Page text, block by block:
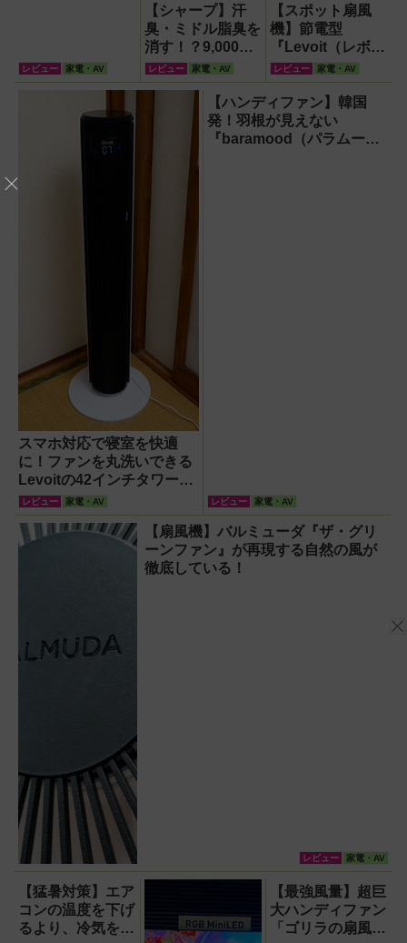
レビュー 家電・AV
【シャープ】汗
臭・ミドル脂臭を
消す！？9,000円
超でも売れる高級
ハンディファン
『PJ-HS01』が
レビュー 家電・AV
【スポット扇風
機】節電型
『Levoit（レボイ
ト）ミニタワーフ
ァン』なら快適・
安全・静音・コン
パクトで移動も簡
単！【猛暑・酷暑
レビュー 家電・AV
スマホ対応で寝室を快適
に！ファンを丸洗いできる
Levoitの42インチタワーフ
ァン
レビュー 家電・AV
【ハンディファン】韓国
発！羽根が見えない
『baramood（パラムー
レビュー 家電・AV
【扇風機】バルミューダ『ザ・グリ
ーンファン』が再現する自然の風が
徹底している！
レビュー 家電・AV
【猛暑対策】エア
コンの温度を下げ
るより、冷気を部
【最強風量】超巨
大ハンディファン
「ゴリラの扇風